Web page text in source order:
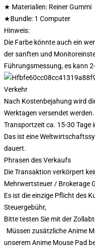
★ Materialien: Reiner Gummi
★Bundle: 1 Computer
Hinweis:
Die Farbe könnte auch ein
der sanften und
Führungsmessung, es kann
Verkehr
Nach Kostenbejahung wird
Werktagen versendet werden.
Transportzeit ca. 15-30 Tage
Das ist eine
dauert.
Phrasen des Verkaufs
Die Transaktion verkörpert
Mehrwertsteuer / Brokerage
Es ist die einzige Pflicht des
Steuergebühr,
Bitte testen Sie mit der
Müssen zusätzliche Anime
unserem Anime Mouse Pad